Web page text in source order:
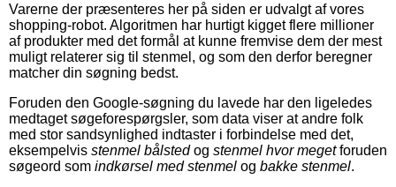
Varerne der præsenteres her på siden er udvalgt af vores
shopping-robot. Algoritmen har hurtigt kigget flere millioner
af produkter med det formål at kunne fremvise dem der mest
muligt relaterer sig til stenmel, og som den derfor beregner
matcher din søgning bedst.
Foruden den Google-søgning du lavede har den ligeledes
medtaget søgeforespørgsler, som data viser at andre folk
med stor sandsynlighed indtaster i forbindelse med det,
eksempelvis stenmel bålstedog stenmel hvor megetforuden
søgeord som indkørsel med stenmel og bakke stenmel.